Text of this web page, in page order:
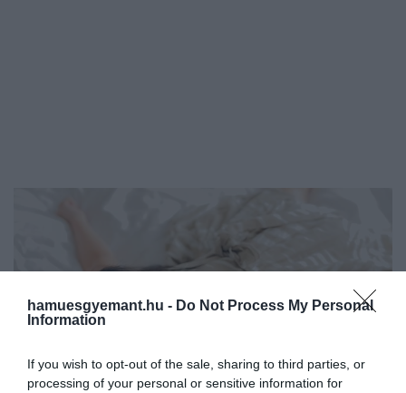
hamuesgyemant.hu - Do Not Process My Personal
Information
If you wish to opt-out of the sale, sharing to third parties, or
processing of your personal or sensitive information for